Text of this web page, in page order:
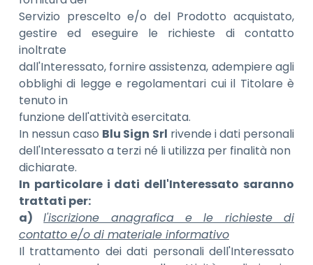
Servizio prescelto e/o del Prodotto acquistato,
gestire ed eseguire le richieste di contatto
inoltrate
dall'Interessato, fornire assistenza, adempiere agli
obblighi di legge e regolamentari cui il Titolare è
tenuto in
funzione dell'attività esercitata.
In nessun caso Blu Sign Srl rivende i dati personali
dell'Interessato a terzi né li utilizza per finalità non
dichiarate.
In particolare i dati dell'Interessato saranno
trattati per:
a)
l'iscrizione anagrafica e le richieste di
contatto e/o di materiale informativo
Il trattamento dei dati personali dell'Interessato